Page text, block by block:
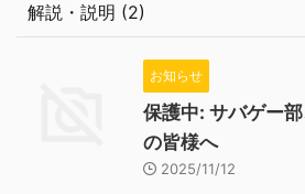
解説・説明 (2)
お知らせ
保護中: サバゲー
の皆様へ
2025/11/12